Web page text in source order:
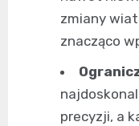
zmiany
znacząco
precyzji, a